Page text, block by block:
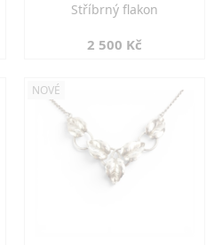
Stříbrný flakon
2 500 Kč
NOVÉ